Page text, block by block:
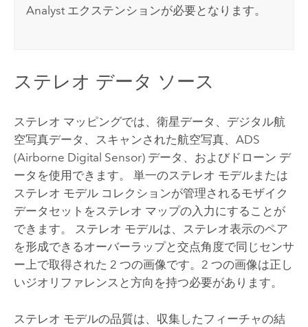
Analyst エクステンションが必要となります。
ステレオ データ ソース
ステレオ マッピングでは、衛星データ、デジタル航
空写真データ、スキャンされた航空写真、ADS
(Airborne Digital Sensor) データ、およびドローン デ
ータを使用できます。 単一のステレオ モデルまたは
ステレオ モデル コレクションが管理されるモザイク
データセットをステレオ マップの入力にすることが
できます。 ステレオ モデルは、ステレオ表示のペア
を形成できるオーバーラップと交点角度で同じセンサ
ー上で取得された 2 つの画像です。2 つの画像は正し
いジオリファレンスと方向を持つ必要があります。
ステレオ モデルの品質は、収集したフィーチャの結